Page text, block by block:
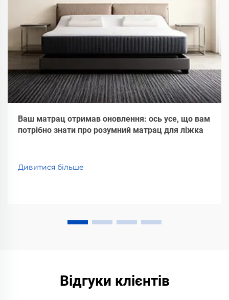
Ваш матрац отримав оновлення: ось усе, що вам
потрібно знати про розумний матрац для ліжка
Дивитися більше
Відгуки клієнтів